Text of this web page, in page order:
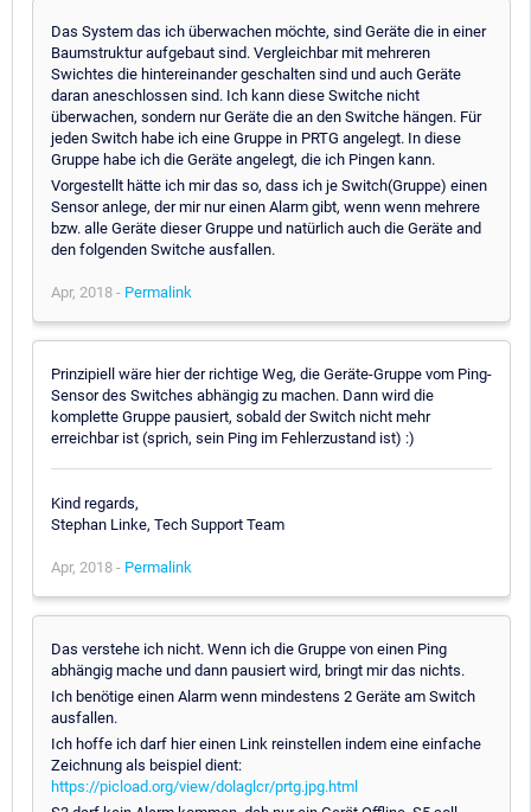
Das System das ich überwachen möchte, sind Geräte die in einer
Baumstruktur aufgebaut sind. Vergleichbar mit mehreren
Swichtes die hintereinander geschalten sind und auch Geräte
daran aneschlossen sind. Ich kann diese Switche nicht
überwachen, sondern nur Geräte die an den Switche hängen. Für
jeden Switch habe ich eine Gruppe in PRTG angelegt. In diese
Gruppe habe ich die Geräte angelegt, die ich Pingen kann.
Vorgestellt hätte ich mir das so, dass ich je Switch(Gruppe) einen
Sensor anlege, der mir nur einen Alarm gibt, wenn wenn mehrere
bzw. alle Geräte dieser Gruppe und natürlich auch die Geräte and
den folgenden Switche ausfallen.
Apr, 2018 - Permalink
Prinzipiell wäre hier der richtige Weg, die Geräte-Gruppe vom Ping-
Sensor des Switches abhängig zu machen. Dann wird die
komplette Gruppe pausiert, sobald der Switch nicht mehr
erreichbar ist (sprich, sein Ping im Fehlerzustand ist) :)
Kind regards,
Stephan Linke, Tech Support Team
Apr, 2018 - Permalink
Das verstehe ich nicht. Wenn ich die Gruppe von einen Ping
abhängig mache und dann pausiert wird, bringt mir das nichts.
Ich benötige einen Alarm wenn mindestens 2 Geräte am Switch
ausfallen.
Ich hoffe ich darf hier einen Link reinstellen indem eine einfache
Zeichnung als beispiel dient:
https://picload.org/view/dolaglcr/prtg.jpg.html